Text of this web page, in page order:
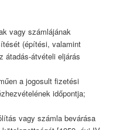
vagy számlájának
(építési, valamint
átadás-átvételi eljárás
a jogosult fizetési
időpontja;
vagy számla bevárása